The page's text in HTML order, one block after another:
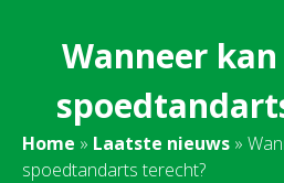
Wanneer
Home » Laatste nieuws »
spoedtandarts terecht?